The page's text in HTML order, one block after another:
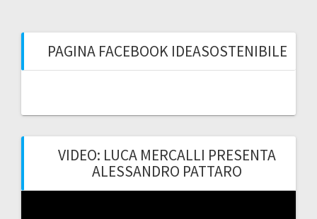
PAGINA FACEBOOK IDEASOSTENIBILE
VIDEO: LUCA MERCALLI PRESENTA
ALESSANDRO PATTARO